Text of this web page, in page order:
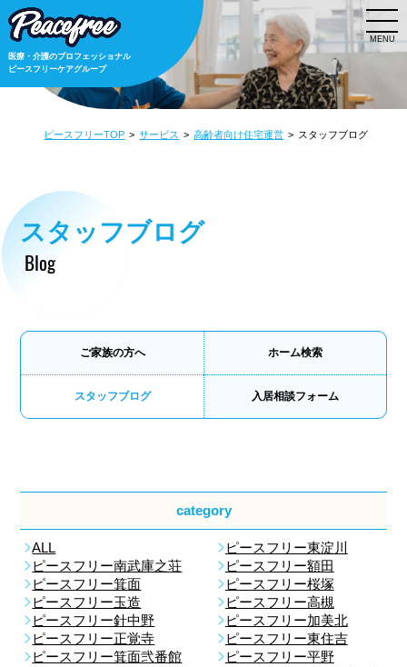
医療・介護のプロフェッショナル
ピースフリーケアグループ
MENU
ピースフリーTOP サービス 高齢者向け住宅運営 スタッフブログ
スタッフブログ
Blog
ご家族の方へ ホーム検索
スタッフブログ 入居相談フォーム
category
ALL
ピースフリー東淀川
ピースフリー南武庫之荘
ピースフリー額田
ピースフリー箕面
ピースフリー桜塚
ピースフリー玉造
ピースフリー高槻
ピースフリー針中野
ピースフリー加美北
ピースフリー正覚寺
ピースフリー東住吉
ピースフリー箕面弐番館
ピースフリー平野